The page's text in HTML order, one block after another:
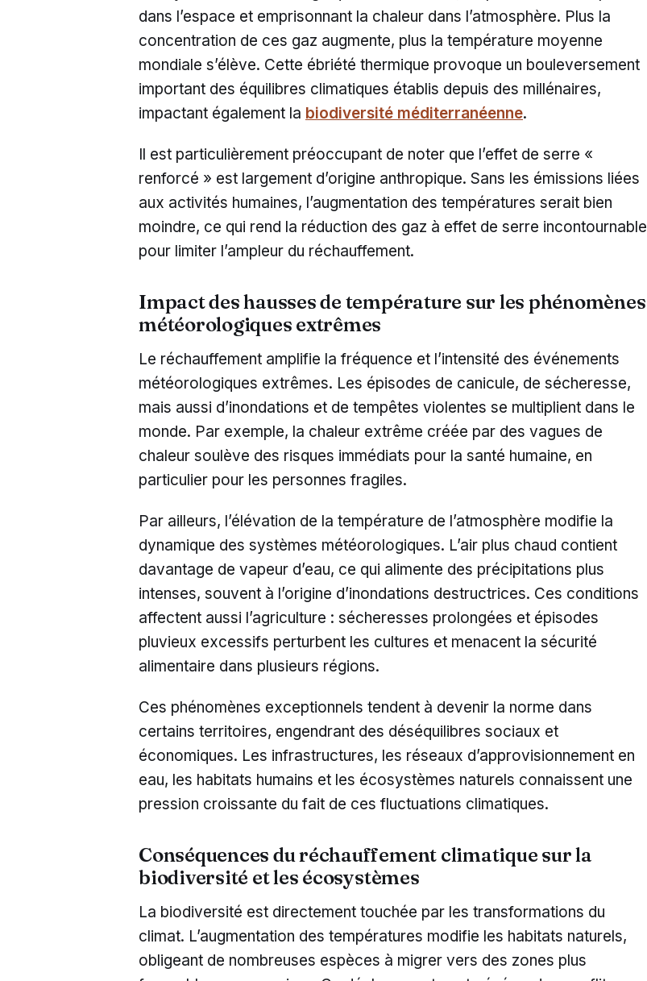
dans l’espace et emprisonnant la chaleur dans l’atmosphère. Plus la
concentration de ces gaz augmente, plus la température moyenne
mondiale s’élève. Cette ébriété thermique provoque un bouleversement
important des équilibres climatiques établis depuis des millénaires,
impactant également la biodiversité méditerranéenne.
Il est particulièrement préoccupant de noter que l’effet de serre «
renforcé » est largement d’origine anthropique. Sans les émissions liées
aux activités humaines, l’augmentation des températures serait bien
moindre, ce qui rend la réduction des gaz à effet de serre incontournable
pour limiter l’ampleur du réchauffement.
Impact des hausses de température sur les phénomènes
météorologiques extrêmes
Le réchauffement amplifie la fréquence et l’intensité des événements
météorologiques extrêmes. Les épisodes de canicule, de sécheresse,
mais aussi d’inondations et de tempêtes violentes se multiplient dans le
monde. Par exemple, la chaleur extrême créée par des vagues de
chaleur soulève des risques immédiats pour la santé humaine, en
particulier pour les personnes fragiles.
Par ailleurs, l’élévation de la température de l’atmosphère modifie la
dynamique des systèmes météorologiques. L’air plus chaud contient
davantage de vapeur d’eau, ce qui alimente des précipitations plus
intenses, souvent à l’origine d’inondations destructrices. Ces conditions
affectent aussi l’agriculture : sécheresses prolongées et épisodes
pluvieux excessifs perturbent les cultures et menacent la sécurité
alimentaire dans plusieurs régions.
Ces phénomènes exceptionnels tendent à devenir la norme dans
certains territoires, engendrant des déséquilibres sociaux et
économiques. Les infrastructures, les réseaux d’approvisionnement en
eau, les habitats humains et les écosystèmes naturels connaissent une
pression croissante du fait de ces fluctuations climatiques.
Conséquences du réchauffement climatique sur la
biodiversité et les écosystèmes
La biodiversité est directement touchée par les transformations du
climat. L’augmentation des températures modifie les habitats naturels,
obligeant de nombreuses espèces à migrer vers des zones plus